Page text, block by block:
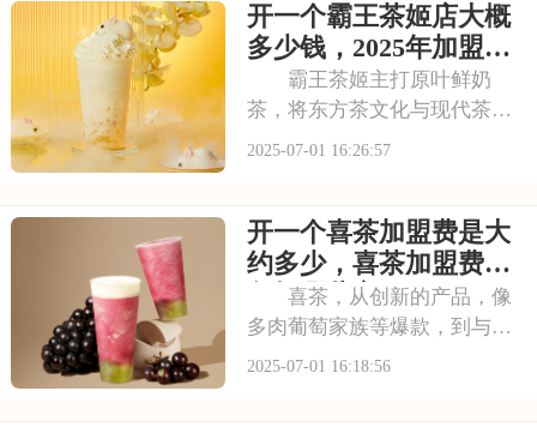
力，不少投资者想加盟。那
么，加盟古茗的费用情况如何
呢？下面就来看看古茗
开一个霸王茶姬店大概
多少钱，2025年加盟费
用明细与成本预算
霸王茶姬主打原叶鲜奶
茶，将东方茶文化与现代茶饮
巧妙结合。以“原叶鲜奶茶”为
茶饮市场脱颖而出。不少投资
者被其吸引，以下是开一个霸
王茶姬店大概多少钱，
2025-07-01 16:26:57
开一个喜茶加盟费是大
约多少，喜茶加盟费用
包括哪些方面
喜茶，从创新的产品，像
多肉葡萄家族等爆款，到与知
名品牌跨界联名提升影响力，
2025-07-01 16:18:56